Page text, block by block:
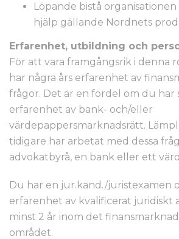
Löpande bistå
hjälp gällande Nordnets
Erfarenhet, utbildning och
För att vara framgångsrik i denna
har några års erfarenhet av
frågor. Det är en fördel om du har
erfarenhet av bank- och/eller
värdepappersmarknadsrätt.
tidigare har arbetat med dessa
advokatbyrå, en bank eller ett
Du har en jur.kand./juristexamen
erfarenhet av kvalificerat juridiskt
minst 2 år inom det
området.